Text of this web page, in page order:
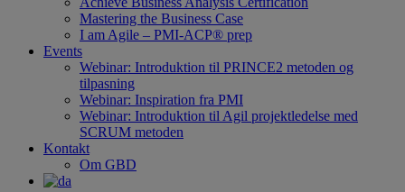
Mastering the Business Case
I am Agile – PMI-ACP® prep
Events
Webinar: Introduktion til PRINCE2 metoden og
tilpasning
Webinar: Inspiration fra PMI
Webinar: Introduktion til Agil projektledelse med
SCRUM metoden
Kontakt
Om GBD